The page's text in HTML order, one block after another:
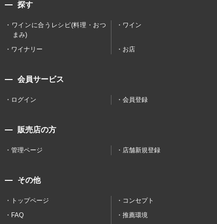
探す
ワインに合うレシピ(料理・おつ
まみ)
ワイン
ワイナリー お店
会員サービス
ログイン 会員登録
販売店の方
管理ページ 店舗新規登録
その他
トップページ
コンセプト
FAQ
推薦環境